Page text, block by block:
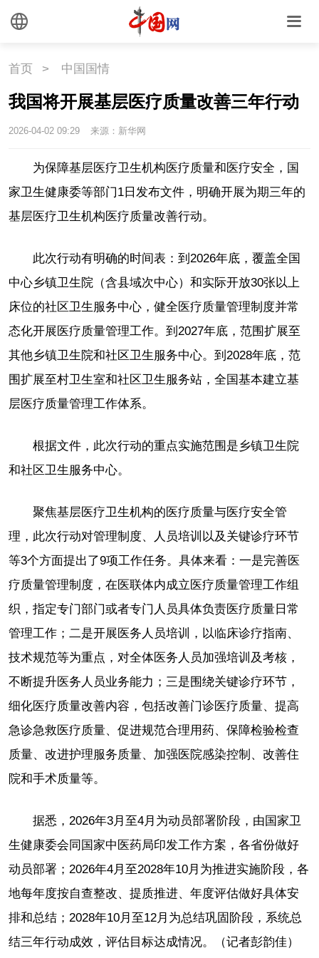
首页 > 中国国情
我国将开展基层医疗质量改善三年行动
2026-04-02 09:29 来源：新华网
为保障基层医疗卫生机构医疗质量和医疗安全，国
家卫生健康委等部门1日发布文件，明确开展为期三年的
基层医疗卫生机构医疗质量改善行动。
此次行动有明确的时间表：到2026年底，覆盖全国
中心乡镇卫生院（含县域次中心）和实际开放30张以上
床位的社区卫生服务中心，健全医疗质量管理制度并常
态化开展医疗质量管理工作。到2027年底，范围扩展至
其他乡镇卫生院和社区卫生服务中心。到2028年底，范
围扩展至村卫生室和社区卫生服务站，全国基本建立基
层医疗质量管理工作体系。
根据文件，此次行动的重点实施范围是乡镇卫生院
和社区卫生服务中心。
聚焦基层医疗卫生机构的医疗质量与医疗安全管
理，此次行动对管理制度、人员培训以及关键诊疗环节
等3个方面提出了9项工作任务。具体来看：一是完善医
疗质量管理制度，在医联体内成立医疗质量管理工作组
织，指定专门部门或者专门人员具体负责医疗质量日常
管理工作；二是开展医务人员培训，以临床诊疗指南、
技术规范等为重点，对全体医务人员加强培训及考核，
不断提升医务人员业务能力；三是围绕关键诊疗环节，
细化医疗质量改善内容，包括改善门诊医疗质量、提高
急诊急救医疗质量、促进规范合理用药、保障检验检查
质量、改进护理服务质量、加强医院感染控制、改善住
院和手术质量等。
据悉，2026年3月至4月为动员部署阶段，由国家卫
生健康委会同国家中医药局印发工作方案，各省份做好
动员部署；2026年4月至2028年10月为推进实施阶段，各
地每年度按自查整改、提质推进、年度评估做好具体安
排和总结；2028年10月至12月为总结巩固阶段，系统总
结三年行动成效，评估目标达成情况。
（记者彭韵佳）